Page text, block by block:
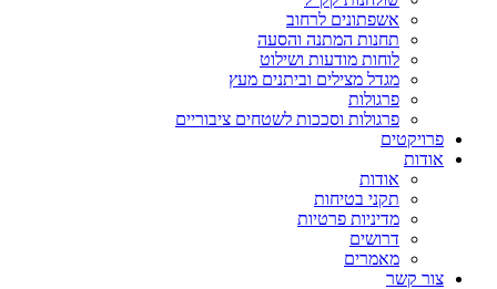
אשפתונים לרחוב
תחנות המתנה והסעה
לוחות מודעות ושילוט
מגדל מצילים וביתנים מעץ
פרגולות
פרגולות וסככות לשטחים ציבוריים
פרויקטים
אודות
אודות
תקני בטיחות
מדיניות פרטיות
דרושים
מאמרים
צור קשר